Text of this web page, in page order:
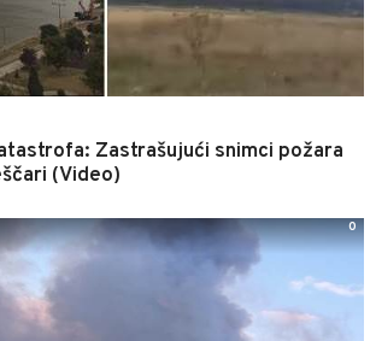
Zastrašujući snimci požara
(Video)
0